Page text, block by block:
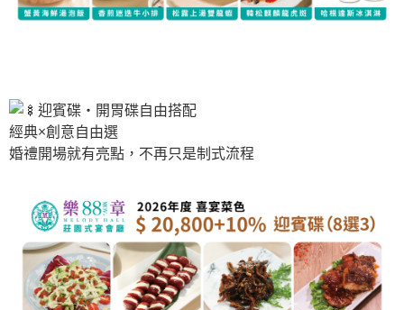
迎賓碟・開胃碟自由搭配
經典×創意自由選
婚禮開場就有亮點，不再只是制式流程